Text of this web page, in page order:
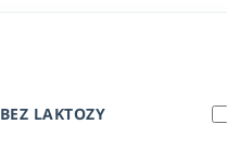
BEZ LAKTOZY